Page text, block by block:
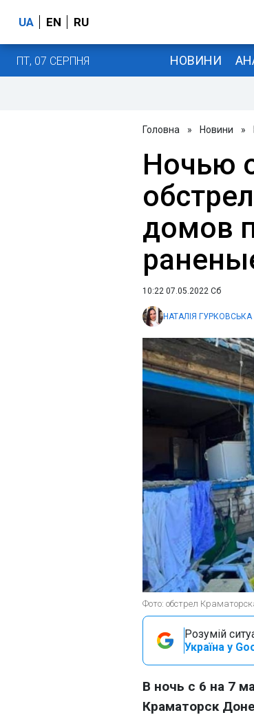
UA EN RU
ПТ, 07 СЕРПНЯ НОВИНИ
Головна » Новини »
Ночью
домов
10:22 07.05.2022 Сб
НАТАЛІЯ ГУРКОВСЬКА
Фото: обстрел
Розумій
Україна у
В ночь с 6 на 7
Краматорск